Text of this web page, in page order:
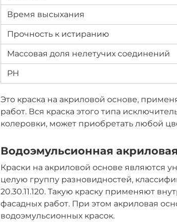
Время высыхания
Прочность к истиранию
Массовая доля нелетучих соединений
PH
Это краска на акриловой основе,
работ. Вся краска этого типа
колеровки, может приобретать любой
Водоэмульсионная акриловая
Краски на акриловой основе являются
целую группу разновидностей,
20.30.11.120. Такую краску применяют
фасадных работ. При этом акриловая
водоэмульсионных красок.